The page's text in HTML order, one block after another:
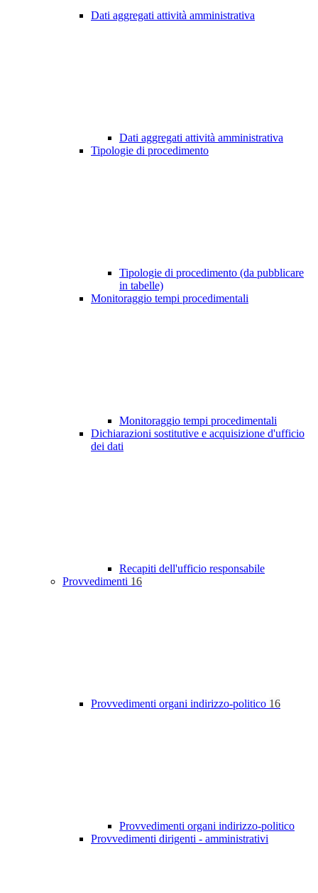
Dati aggregati attività amministrativa
Dati aggregati attività amministrativa
Tipologie di procedimento
Tipologie di procedimento (da pubblicare
in tabelle)
Monitoraggio tempi procedimentali
Monitoraggio tempi procedimentali
Dichiarazioni sostitutive e acquisizione d'ufficio
dei dati
Recapiti dell'ufficio responsabile
Provvedimenti 16
Provvedimenti organi indirizzo-politico 16
Provvedimenti organi indirizzo-politico
Provvedimenti dirigenti - amministrativi